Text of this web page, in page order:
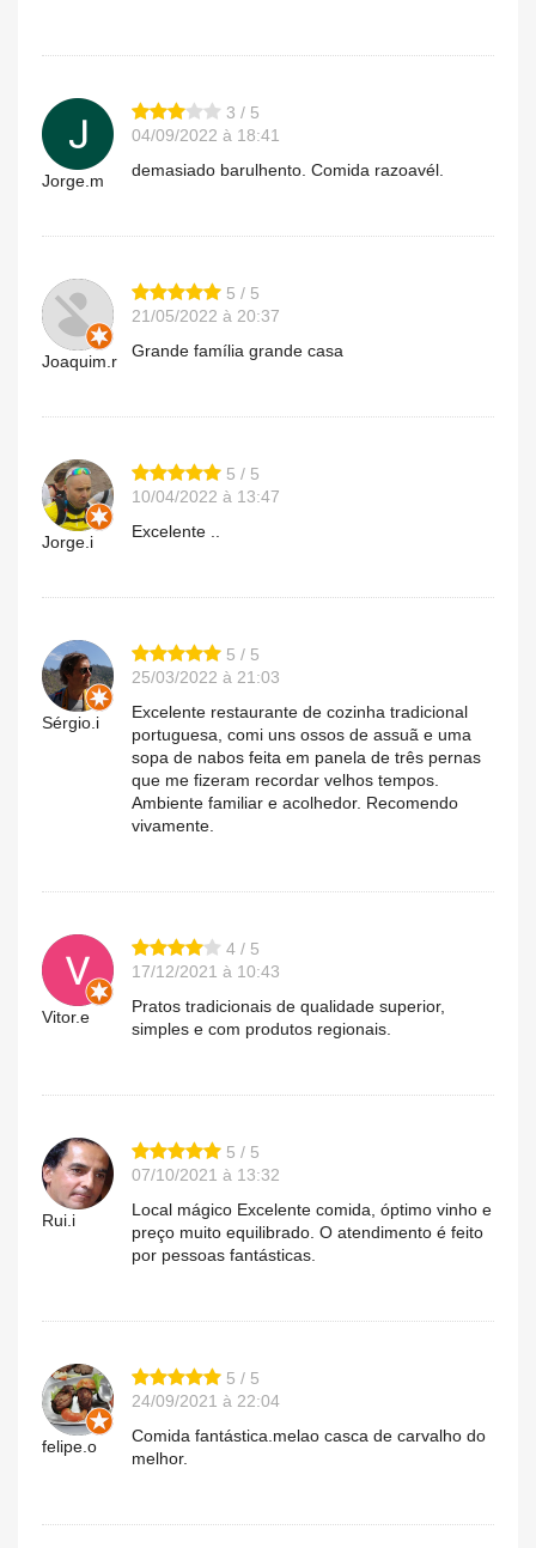
Jorge.m
3 / 5
04/09/2022 à 18:41
demasiado barulhento. Comida razoavél.
Joaquim.r
5 / 5
21/05/2022 à 20:37
Grande família grande casa
Jorge.i
5 / 5
10/04/2022 à 13:47
Excelente ..
Sérgio.i
5 / 5
25/03/2022 à 21:03
Excelente restaurante de cozinha tradicional
portuguesa, comi uns ossos de assuã e uma
sopa de nabos feita em panela de três pernas
que me fizeram recordar velhos tempos.
Ambiente familiar e acolhedor. Recomendo
vivamente.
Vitor.e
4 / 5
17/12/2021 à 10:43
Pratos tradicionais de qualidade superior,
simples e com produtos regionais.
Rui.i
5 / 5
07/10/2021 à 13:32
Local mágico Excelente comida, óptimo vinho e
preço muito equilibrado. O atendimento é feito
por pessoas fantásticas.
felipe.o
5 / 5
24/09/2021 à 22:04
Comida fantástica.melao casca de carvalho do
melhor.